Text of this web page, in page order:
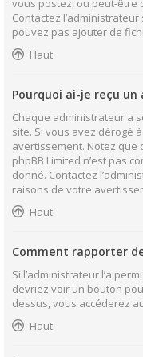
vous postez, ou peut-être
Contactez
pouvez pas ajouter de
Haut
Pourquoi ai-je reçu
Chaque administrateur a
site. Si vous avez dérogé
avertissement. Notez que
phpBB Limited n’est pas
donné. Contactez
raisons de votre
Haut
Comment rapporter
Si l’administrateur l’a
devriez voir un bouton
dessus, vous accéderez
Haut